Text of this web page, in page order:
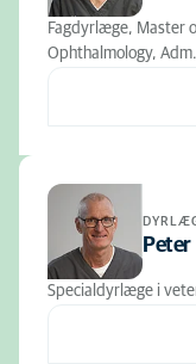
Fagdyrlæge, Master
Ophthalmology,
Peter
Specialdyrlæge i